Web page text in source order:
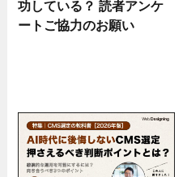
功している？ 読者アンケ
ートご協力のお願い